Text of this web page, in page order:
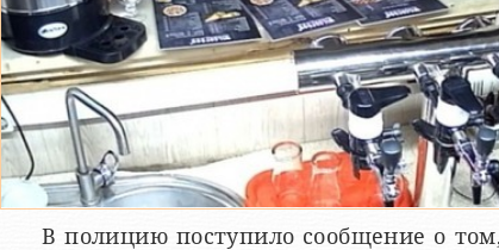
В полицию поступило сообщение о